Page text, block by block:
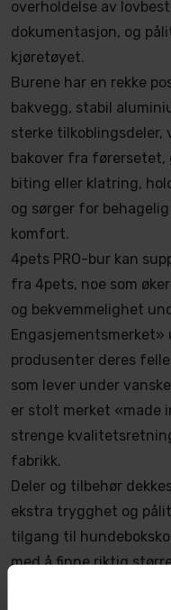
overholdelse av
dokumentasjon, og
kjøretøyet.
Burene har en rekke
bakvegg, stabil
sterke tilkoblingsdeler,
bakover fra
biting eller klatring,
og sørger for
komfort.
4pets PRO-bur kan
fra 4pets, noe som
og bekvemmelighet
produsenter deres
som lever under
er stolt merket «made
strenge
fabrikk.
Deler og tilbehør
ekstra trygghet og
tilgang til
med å finne riktig